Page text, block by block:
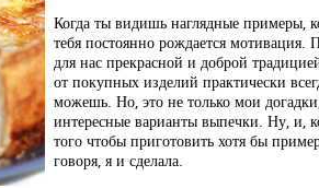
Когда ты видишь наглядные примеры,
тебя постоянно рождается
для нас прекрасной и доброй
от покупных изделий практически
можешь. Но, это не только мои
интересные варианты выпечки. Ну, и,
того чтобы приготовить хотя бы
говоря, я и сделала.